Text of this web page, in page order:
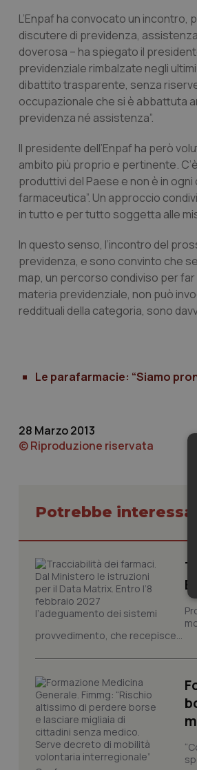
L’Enpaf ha convocato un
discutere di previdenza,
doverosa – ha spiegato il
previdenziale rimbalzate negli
dibattito trasparente, senza
occupazionale che si è abbattuta
previdenza né assistenza”.
Il presidente dell’Enpaf ha però
ambito più proprio e pertinente.
produttivi del Paese e non è in
farmaceutica”. Un approccio
in tutto e per tutto soggetta alle
In questo senso, l’incontro del
previdenza, e sono convinto che
map, un percorso condiviso per
materia previdenziale, non può
reddituali della categoria, sono
Le parafarmacie: “Siamo
28 Marzo 2013
© Riproduzione riservata
Potrebbe
provvedimento, che recepisce...